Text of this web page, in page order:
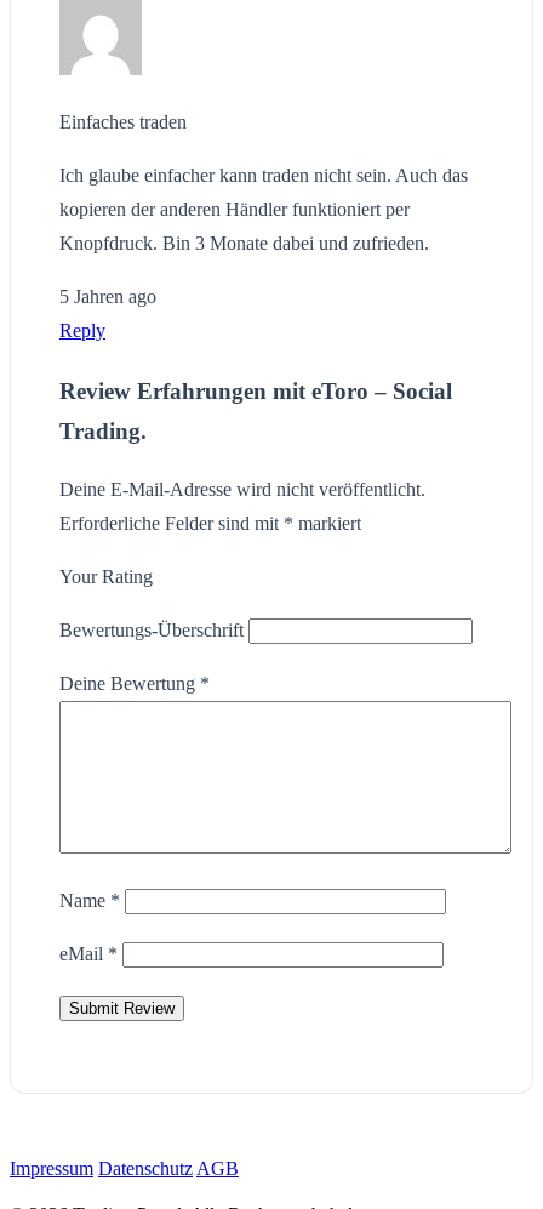
Einfaches traden
Ich glaube einfacher kann traden nicht sein. Auch das
kopieren der anderen Händler funktioniert per
Knopfdruck. Bin 3 Monate dabei und zufrieden.
5 Jahren ago
Reply
Review Erfahrungen mit eToro – Social
Trading.
Deine E-Mail-Adresse wird nicht veröffentlicht.
Erforderliche Felder sind mit * markiert
Your Rating
Bewertungs-Überschrift
Deine Bewertung *
Name *
eMail *
Impressum Datenschutz AGB